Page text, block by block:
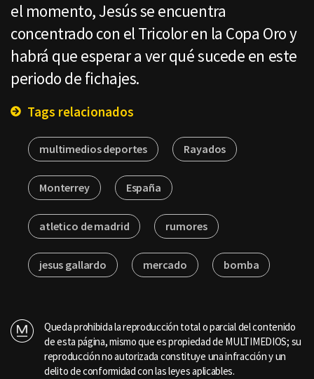
el momento, Jesús se encuentra
concentrado con el Tricolor en la Copa Oro y
habrá que esperar a ver qué sucede en este
periodo de fichajes.
Tags relacionados
multimedios deportes Rayados
Monterrey España
atletico de madrid rumores
jesus gallardo mercado bomba
Queda prohibida la reproducción total o parcial del contenido
de esta página, mismo que es propiedad de MULTIMEDIOS; su
reproducción no autorizada constituye una infracción y un
delito de conformidad con las leyes aplicables.